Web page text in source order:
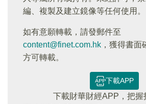
編、複製及建立鏡像等任何使用。
如有意願轉載，請發郵件至
content@finet.com.hk ，獲得書面
方可轉載。
下載APP
下載財華財經APP，把握